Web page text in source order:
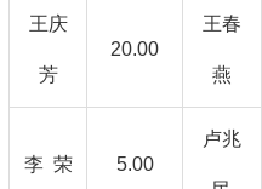
王庆
芳
20.00
王春
燕
李 荣 5.00
卢兆